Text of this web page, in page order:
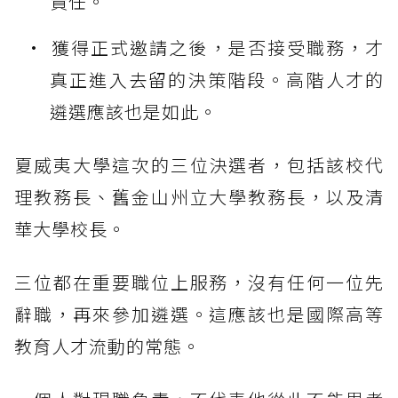
獲得正式邀請之後，是否接受職務，才
真正進入去留的決策階段。高階人才的
遴選應該也是如此。
夏威夷大學這次的三位決選者，包括該校代
理教務長、舊金山州立大學教務長，以及清
華大學校長。
三位都在重要職位上服務，沒有任何一位先
辭職，再來參加遴選。這應該也是國際高等
教育人才流動的常態。